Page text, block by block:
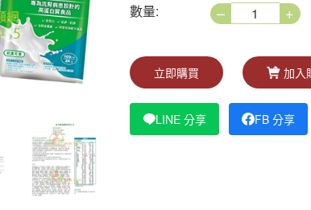
數量:
– +
立即購買 加入
LINE 分享 FB 分享